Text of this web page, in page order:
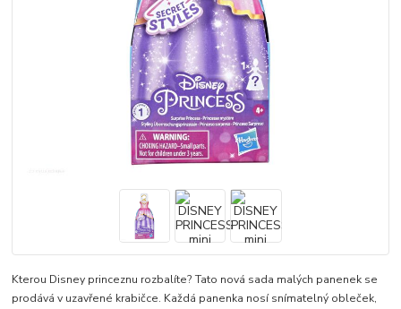
Kterou Disney princeznu rozbalíte? Tato nová sada malých panenek se
prodává v uzavřené krabičce. Každá panenka nosí snímatelný obleček,